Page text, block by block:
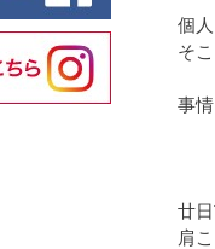
個
そ
事
廿
肩